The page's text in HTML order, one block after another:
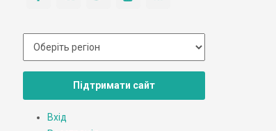
Підтримати сайт
Вхід